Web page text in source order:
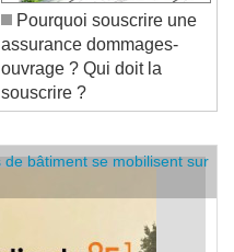
Pourquoi souscrire une
assurance dommages-
ouvrage ? Qui doit la
souscrire ?
bâtiment se mobilisent sur